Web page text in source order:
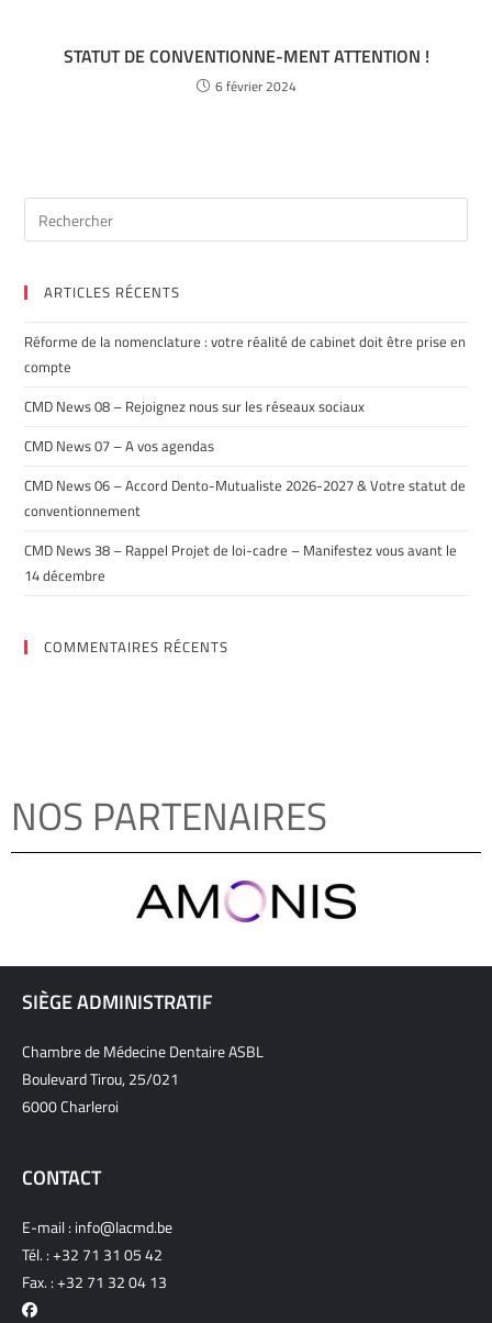
STATUT DE CONVENTIONNE-MENT ATTENTION !
6 février 2024
ARTICLES RÉCENTS
Réforme de la nomenclature : votre réalité de cabinet doit être prise en
compte
CMD News 08 – Rejoignez nous sur les réseaux sociaux
CMD News 07 – A vos agendas
CMD News 06 – Accord Dento-Mutualiste 2026-2027 & Votre statut de
conventionnement
CMD News 38 – Rappel Projet de loi-cadre – Manifestez vous avant le
14 décembre
COMMENTAIRES RÉCENTS
NOS PARTENAIRES
SIÈGE ADMINISTRATIF
Chambre de Médecine Dentaire ASBL
Boulevard Tirou, 25/021
6000 Charleroi
CONTACT
E-mail : info@lacmd.be
Tél. :+32 71 31 05 42
Fax. : +32 71 32 04 13